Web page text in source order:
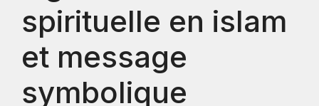
spirituelle en islam
et message
symbolique